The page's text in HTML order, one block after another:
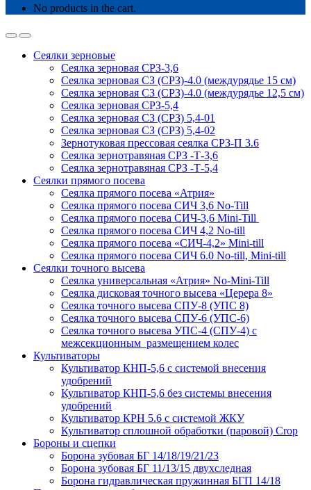
No products in the cart.
Сеялки зерновые
Сеялка зерновая СРЗ-3,6
Сеялка зерновая СЗ (СРЗ)-4.0 (междурядье 15 см)
Сеялка зерновая СЗ (СРЗ)-4.0 (междурядье 12,5 см)
Сеялка зерновая СРЗ-5,4
Сеялка зерновая СЗ (СРЗ) 5,4-01
Сеялка зерновая СЗ (СРЗ) 5,4-02
Зернотуковая прессовая сеялка СРЗ-П 3.6
Сеялка зернотравяная СРЗ -Т-3,6
Сеялка зернотравяная СРЗ -Т-5,4
Сеялки прямого посева
Сеялка прямого посева «Атрия»
Сеялка прямого посева СИЧ 3,6 No-Till
Сеялка прямого посева СИЧ-3,6 Mini-Till
Сеялка прямого посева СИЧ 4,2 No-till
Сеялка прямого посева «СИЧ-4,2» Mini-till
Сеялка прямого посева СИЧ 6.0 No-till, Mini-till
Сеялки точного высева
Сеялка универсальная «Атрия» No-Mini-Till
Сеялка дисковая точного высева «Церера 8»
Сеялка точного высева СПУ-8 (УПС 8)
Сеялка точного высева СПУ-6 (УПС-6)
Сеялка точного высева УПС-4 (СПУ-4) с
межсекционным размещением колес
Культиваторы
Культиватор КНП-5,6 с системой внесения
удобрений
Культиватор КНП-5,6 без системы внесения
удобрений
Культиватор КРН 5.6 с системой ЖКУ
Культиватор сплошной обработки (паровой) Crop
Бороны и сцепки
Борона зубовая БГ 14/18/19/21/23
Борона зубовая БГ 11/13/15 двухследная
Борона гидравлическая пружинная БГП 14/18